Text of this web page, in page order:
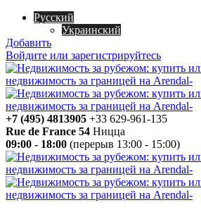
Русский
Украинский
Добавить
Войдите или зарегистрируйтесь
+7 (495) 4813905 +33 629-961-135
Rue de France 54 Ницца
09:00 - 18:00 (перерыв 13:00 - 15:00)